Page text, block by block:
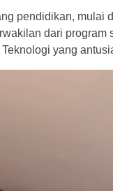
pendidikan, mulai
dari program
yang